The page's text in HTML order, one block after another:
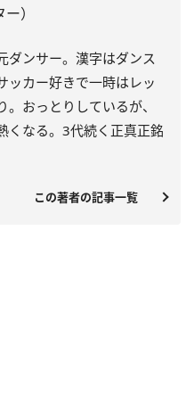
）
ダンサー。漢字はダンス
ッカー好きで一時はレッ
おっとりしているが、
くなる。3代続く正真正銘
この著者の記事一覧